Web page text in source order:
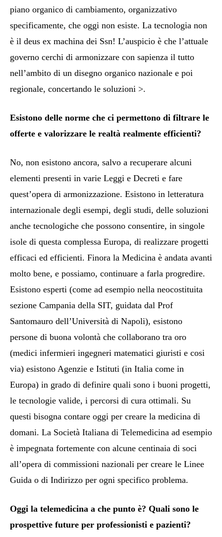
piano organico di cambiamento, organizzativo
specificamente, che oggi non esiste. La tecnologia non
è il deus ex machina dei Ssn! L’auspicio è che l’attuale
governo cerchi di armonizzare con sapienza il tutto
nell’ambito di un disegno organico nazionale e poi
regionale, concertando le soluzioni >.
Esistono delle norme che ci permettono di filtrare le
offerte e valorizzare le realtà realmente efficienti?
No, non esistono ancora, salvo a recuperare alcuni
elementi presenti in varie Leggi e Decreti e fare
quest’opera di armonizzazione. Esistono in letteratura
internazionale degli esempi, degli studi, delle soluzioni
anche tecnologiche che possono consentire, in singole
isole di questa complessa Europa, di realizzare progetti
efficaci ed efficienti. Finora la Medicina è andata avanti
molto bene, e possiamo, continuare a farla progredire.
Esistono esperti (come ad esempio nella neocostituita
sezione Campania della SIT, guidata dal Prof
Santomauro dell’Università di Napoli), esistono
persone di buona volontà che collaborano tra oro
(medici infermieri ingegneri matematici giuristi e cosi
via) esistono Agenzie e Istituti (in Italia come in
Europa) in grado di definire quali sono i buoni progetti,
le tecnologie valide, i percorsi di cura ottimali. Su
questi bisogna contare oggi per creare la medicina di
domani. La Società Italiana di Telemedicina ad esempio
è impegnata fortemente con alcune centinaia di soci
all’opera di commissioni nazionali per creare le Linee
Guida o di Indirizzo per ogni specifico problema.
Oggi la telemedicina a che punto è? Quali sono le
prospettive future per professionisti e pazienti?